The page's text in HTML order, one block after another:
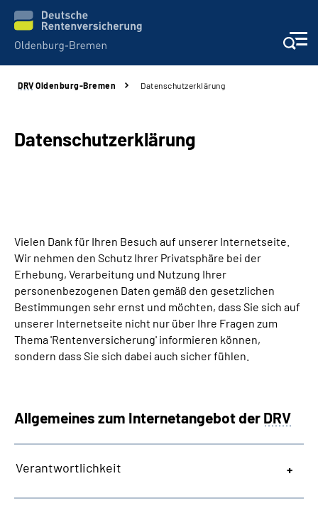
Services
Beratung und Kontakt
Presse
Über Uns
Inhalte in Gebärdensprache (DGS)
Mein Kundenportal
DRV Oldenburg-Bremen Datenschutzerklärung
Datenschutzerklärung
Vielen Dank für Ihren Besuch auf unserer Internetseite.
Wir nehmen den Schutz Ihrer Privatsphäre bei der
Erhebung, Verarbeitung und Nutzung Ihrer
personenbezogenen Daten gemäß den gesetzlichen
Bestimmungen sehr ernst und möchten, dass Sie sich auf
unserer Internetseite nicht nur über Ihre Fragen zum
Thema 'Rentenversicherung' informieren können,
sondern dass Sie sich dabei auch sicher fühlen.
Allgemeines zum Internetangebot der DRV
Verantwortlichkeit